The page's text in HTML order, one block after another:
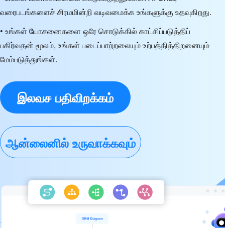
வரைபடங்களைச் சிரமமின்றி வடிவமைக்க உங்களுக்கு உதவுகிறது.
• உங்கள் யோசனைகளை ஒரே சொடுக்கில் காட்சிப்படுத்திப்
பகிர்வதன் மூலம், உங்கள் படைப்பாற்றலையும் உற்பத்தித்திறனையும்
மேம்படுத்துங்கள்.
இலவச பதிவிறக்கம்
ஆன்லைனில் உருவாக்கவும்